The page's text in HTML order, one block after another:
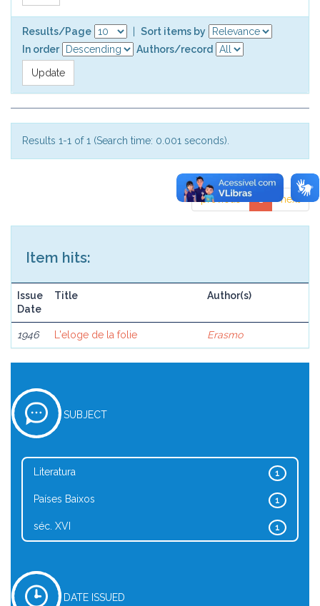
Results/Page
Sort items by
In order
Authors/record
Results 1-1 of 1 (Search time: 0.001 seconds).
previous next
Item hits:
Issue
Date
Title Author(s)
1946 L'eloge de la folie Erasmo
SUBJECT
1
Literatura
1
Países Baixos
1
séc. XVI
DATE ISSUED